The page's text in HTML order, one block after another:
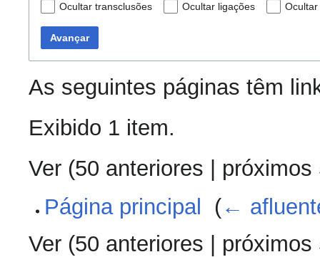
Ocultar transclusões Ocultar ligações
Avançar
As seguintes páginas têm
Exibido 1 item.
Ver (50 anteriores
próximos
Página principal
(←
Ver (50 anteriores | próximos